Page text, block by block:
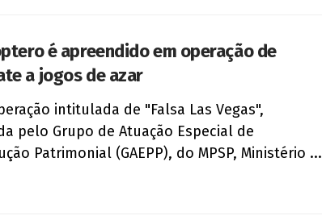
é apreendido em operação de
a jogos de azar
intitulada de "Falsa Las Vegas",
pelo Grupo de Atuação Especial de
Patrimonial (GAEPP), do MPSP, Ministério ...